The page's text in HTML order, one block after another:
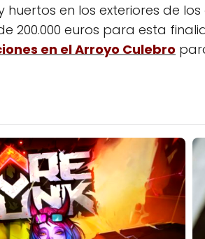
en los exteriores de
200.000 euros para esta
en el Arroyo Culebro